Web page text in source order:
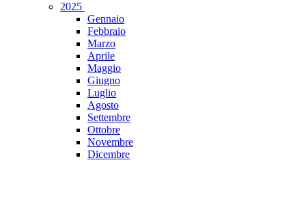
2025
Gennaio
Febbraio
Marzo
Aprile
Maggio
Giugno
Luglio
Agosto
Settembre
Ottobre
Novembre
Dicembre